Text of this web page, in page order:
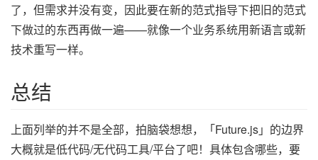
了，但需求并没有变，因此要在新的范式指导下把旧的范式
下做过的东西再做一遍——就像一个业务系统用新语言或新
技术重写一样。
总结
上面列举的并不是全部，拍脑袋想想，「Future.js」的边界
大概就是低代码/无代码工具/平台了吧！具体包含哪些，要